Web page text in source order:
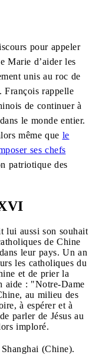
pour appeler
Marie d’aider les
unis au roc de
François rappelle
de continuer à
le monde entier.
même que le
ses chefs
patriotique des
lui aussi son souhait
de Chine
leur pays. Un an
les catholiques du
et de prier la
aide : "Notre-Dame
au milieu des
à espérer et à
parler de Jésus au
imploré.
(Chine).